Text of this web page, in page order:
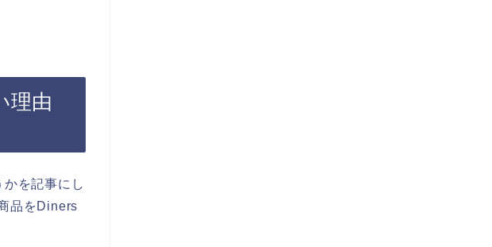
理由
を記事にし
品をDiners